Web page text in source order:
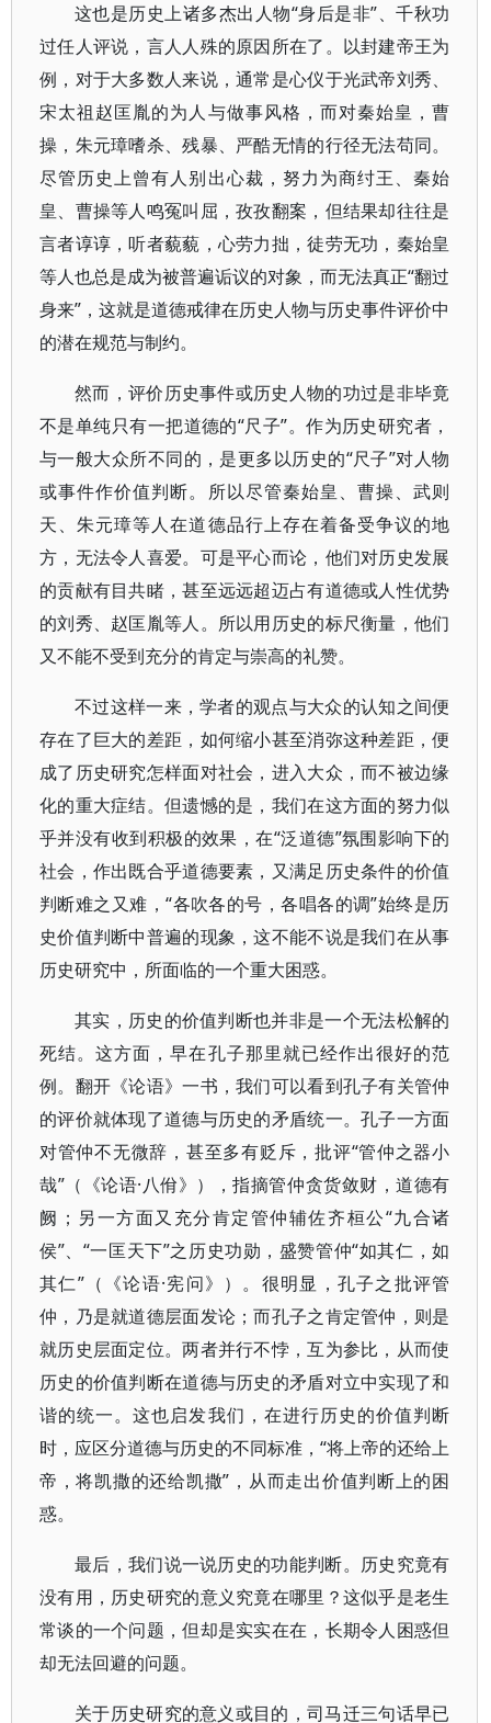
这也是历史上诸多杰出人物“身后是非”、千秋功
过任人评说，言人人殊的原因所在了。以封建帝王为
例，对于大多数人来说，通常是心仪于光武帝刘秀、
宋太祖赵匡胤的为人与做事风格，而对秦始皇，曹
操，朱元璋嗜杀、残暴、严酷无情的行径无法苟同。
尽管历史上曾有人别出心裁，努力为商纣王、秦始
皇、曹操等人鸣冤叫屈，孜孜翻案，但结果却往往是
言者谆谆，听者藐藐，心劳力拙，徒劳无功，秦始皇
等人也总是成为被普遍诟议的对象，而无法真正“翻过
身来”，这就是道德戒律在历史人物与历史事件评价中
的潜在规范与制约。
然而，评价历史事件或历史人物的功过是非毕竟
不是单纯只有一把道德的“尺子”。作为历史研究者，
与一般大众所不同的，是更多以历史的“尺子”对人物
或事件作价值判断。所以尽管秦始皇、曹操、武则
天、朱元璋等人在道德品行上存在着备受争议的地
方，无法令人喜爱。可是平心而论，他们对历史发展
的贡献有目共睹，甚至远远超迈占有道德或人性优势
的刘秀、赵匡胤等人。所以用历史的标尺衡量，他们
又不能不受到充分的肯定与崇高的礼赞。
不过这样一来，学者的观点与大众的认知之间便
存在了巨大的差距，如何缩小甚至消弥这种差距，便
成了历史研究怎样面对社会，进入大众，而不被边缘
化的重大症结。但遗憾的是，我们在这方面的努力似
乎并没有收到积极的效果，在“泛道德”氛围影响下的
社会，作出既合乎道德要素，又满足历史条件的价值
判断难之又难，“各吹各的号，各唱各的调”始终是历
史价值判断中普遍的现象，这不能不说是我们在从事
历史研究中，所面临的一个重大困惑。
其实，历史的价值判断也并非是一个无法松解的
死结。这方面，早在孔子那里就已经作出很好的范
例。翻开《论语》一书，我们可以看到孔子有关管仲
的评价就体现了道德与历史的矛盾统一。孔子一方面
对管仲不无微辞，甚至多有贬斥，批评“管仲之器小
哉”（《论语·八佾》），指摘管仲贪货敛财，道德有
阙；另一方面又充分肯定管仲辅佐齐桓公“九合诸
侯”、“一匡天下”之历史功勋，盛赞管仲“如其仁，如
其仁”（《论语·宪问》）。很明显，孔子之批评管
仲，乃是就道德层面发论；而孔子之肯定管仲，则是
就历史层面定位。两者并行不悖，互为参比，从而使
历史的价值判断在道德与历史的矛盾对立中实现了和
谐的统一。这也启发我们，在进行历史的价值判断
时，应区分道德与历史的不同标准，“将上帝的还给上
帝，将凯撒的还给凯撒”，从而走出价值判断上的困
惑。
最后，我们说一说历史的功能判断。历史究竟有
没有用，历史研究的意义究竟在哪里？这似乎是老生
常谈的一个问题，但却是实实在在，长期令人困惑但
却无法回避的问题。
关于历史研究的意义或目的，司马迁三句话早已